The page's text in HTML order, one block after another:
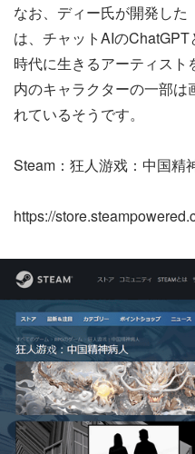
なお、ディー氏が開発した
は、チャットAIの
時代に生きるアーティス
内のキャラクターの一部は
れているそうです。
Steam：狂人游戏：中国精
https://